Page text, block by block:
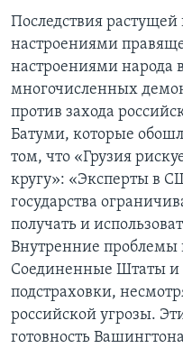
Последствия
настроениями
настроениями народа
многочисленных
против захода
Батуми, которые
том, что «Грузия
кругу»: «Эксперты в
государства
получать и
Внутренние проблемы
Соединенные Штаты и
подстраховки,
российской угрозы.
готовность